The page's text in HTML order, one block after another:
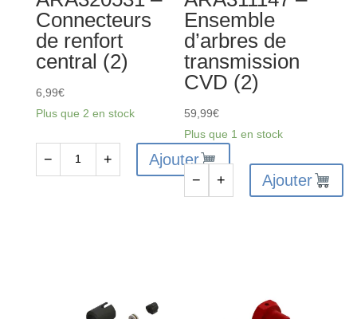
Connecteurs
de renfort
central (2)
6,99€
Plus que 2 en stock
− + Ajouter
Ensemble
d’arbres de
transmission
CVD (2)
59,99€
Plus que 1 en stock
− + Ajouter